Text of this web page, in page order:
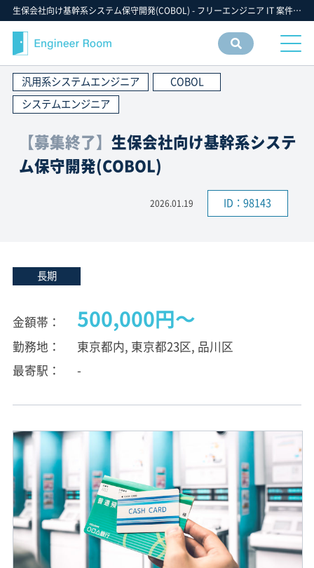
生保会社向け基幹系システム保守開発(COBOL) - フリーエンジニア IT 案件 求人【エンジニアルーム】ITフリーランス ITエンジニア IT個人事業主 仕事 転職 募集
情報
汎用系システムエンジニア
COBOL
システムエンジニア
【募集終了】生保会社向け基幹系システ
ム保守開発(COBOL)
2026.01.19 ID：98143
長期
金額帯 500,000円〜
勤務地
東京都内, 東京都23区, 品川区
最寄駅
-